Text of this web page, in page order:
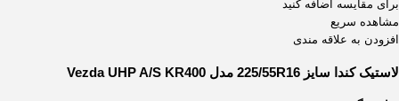
برای مقایسه اضافه کنید
مشاهده سریع
افزودن به علاقه مندی
لاستیک کندا سایز 225/55R16 مدل Vezda UHP A/S KR400